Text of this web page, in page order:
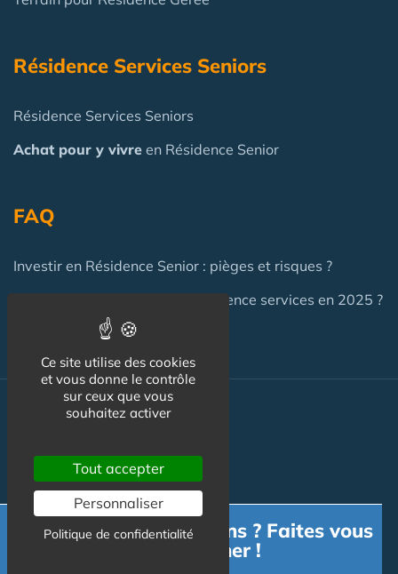
Résidence Services Seniors
Résidence Services Seniors
Achat pour y vivre en Résidence Senior
FAQ
Investir en Résidence Senior : pièges et risques ?
Investir en LMNP dans une résidence services en 2025 ?
Actualité
Actualité
Flux RSS
Newsletter
Besoin d'informations ? Faites vous
accompagner !
Ce site utilise des cookies
et vous donne le contrôle
sur ceux que vous
souhaitez activer
Tout accepter
Personnaliser
Politique de confidentialité